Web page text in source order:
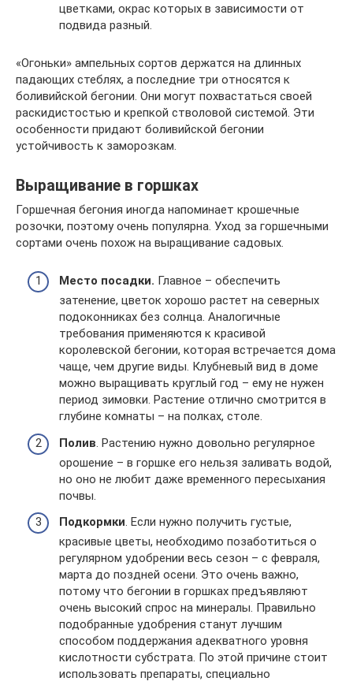
цветками, окрас которых в зависимости от
подвида разный.
«Огоньки» ампельных сортов держатся на длинных
падающих стеблях, а последние три относятся к
боливийской бегонии. Они могут похвастаться своей
раскидистостью и крепкой стволовой системой. Эти
особенности придают боливийской бегонии
устойчивость к заморозкам.
Выращивание в горшках
Горшечная бегония иногда напоминает крошечные
розочки, поэтому очень популярна. Уход за горшечными
сортами очень похож на выращивание садовых.
Место посадки. Главное – обеспечить
затенение, цветок хорошо растет на северных
подоконниках без солнца. Аналогичные
требования применяются к красивой
королевской бегонии, которая встречается дома
чаще, чем другие виды. Клубневый вид в доме
можно выращивать круглый год – ему не нужен
период зимовки. Растение отлично смотрится в
глубине комнаты – на полках, столе.
Полив . Растению нужно довольно регулярное
орошение – в горшке его нельзя заливать водой,
но оно не любит даже временного пересыхания
почвы.
Подкормки. Если нужно получить густые,
красивые цветы, необходимо позаботиться о
регулярном удобрении весь сезон – с февраля,
марта до поздней осени. Это очень важно,
потому что бегонии в горшках предъявляют
очень высокий спрос на минералы. Правильно
подобранные удобрения станут лучшим
способом поддержания адекватного уровня
кислотности субстрата. По этой причине стоит
использовать препараты, специально